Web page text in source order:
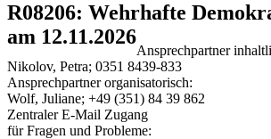
R08206: Wehrhafte
am 12.11.2026
Ansprechpartner
Nikolov, Petra; 0351 8439-833
Ansprechpartner organisatorisch:
Wolf, Juliane; +49 (351) 84 39 862
Zentraler E-Mail Zugang
für Fragen und Probleme: